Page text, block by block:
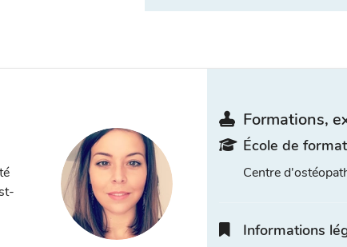
Formations,
École de
Centre
Informations